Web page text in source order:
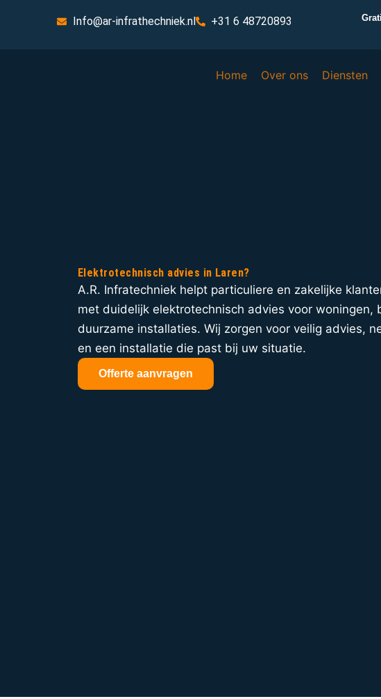
Info@ar-infrathechniek.nl +31 6 48720893
Home Over ons Diensten
Elektrotechnisch advies in Laren?
A.R. Infratechniek helpt particuliere en zakelijke
met duidelijk elektrotechnisch advies voor woningen,
duurzame installaties. Wij zorgen voor veilig advies,
en een installatie die past bij uw situatie.
Offerte aanvragen